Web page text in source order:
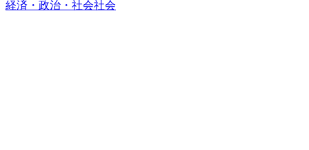
経済・政治・社会社会